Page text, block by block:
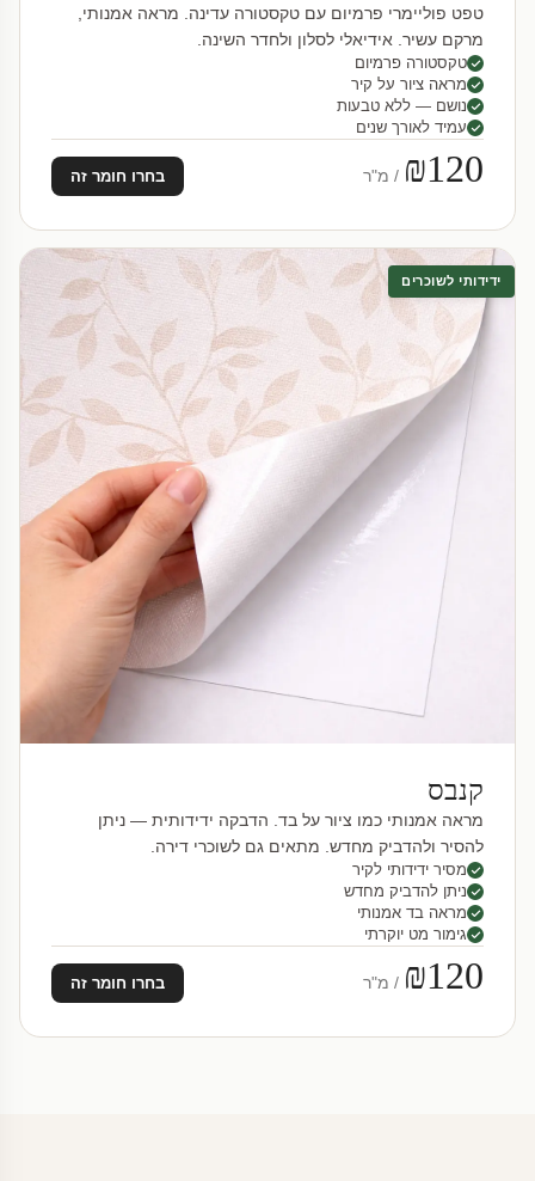
טפט פוליימרי פרמיום עם טקסטורה עדינה. מראה אמנותי,
מרקם עשיר. אידיאלי לסלון ולחדר השינה.
טקסטורה פרמיום
מראה ציור על קיר
נושם — ללא טבעות
עמיד לאורך שנים
₪120 / מ"ר בחרו חומר זה
ידידותי לשוכרים
קנבס
מראה אמנותי כמו ציור על בד. הדבקה ידידותית — ניתן
להסיר ולהדביק מחדש. מתאים גם לשוכרי דירה.
מסיר ידידותי לקיר
ניתן להדביק מחדש
מראה בד אמנותי
גימור מט יוקרתי
₪120 / מ"ר בחרו חומר זה